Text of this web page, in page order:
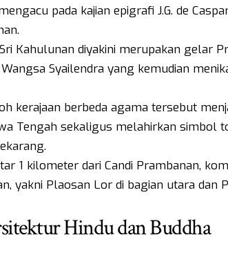
pada kajian epigrafi J.G. de
Kahulunan diyakini merupakan gelar
Syailendra yang kemudian
kerajaan berbeda agama tersebut
Tengah sekaligus melahirkan simbol
1 kilometer dari Candi Prambanan,
yakni Plaosan Lor di bagian utara dan
Hindu dan Buddha